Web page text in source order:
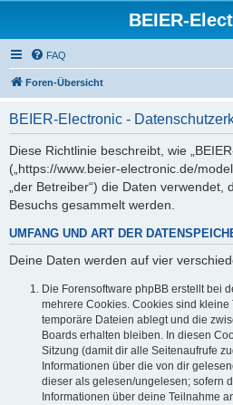
BEIER-
FAQ
Foren-Übersicht
BEIER-Electronic -
Diese Richtlinie beschreibt, wie
(„https://www.beier-electronic.de/
„der Betreiber“) die Daten
Besuchs gesammelt werden.
UMFANG UND ART DER
Deine Daten werden auf vier
Die Forensoftware phpBB erstellt bei
mehrere Cookies. Cookies sind
temporäre Dateien ablegt und die
Boards erhalten bleiben. In diesen
Sitzung (damit dir alle Seitenaufrufe
Informationen über die von dir
dieser als gelesen/ungelesen; sofern
Informationen über deine Teilnahme